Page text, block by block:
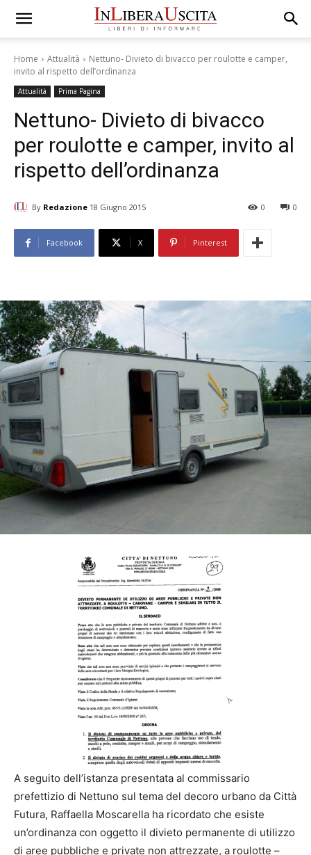
Home Attualità
Nettuno- Divieto di bivacco per roulotte e camper,
invito al rispetto dell’ordinanza
Attualità Prima Pagina
Nettuno- Divieto di bivacco
per roulotte e camper, invito al
rispetto dell’ordinanza
By Redazione 18 Giugno 2015 0
0
Facebook X Pinterest
A seguito dell’istanza presentata al commissario
prefettizio di Nettuno sul tema del decoro urbano da Città
Futura, Raffaella Moscarella ha ricordato che esiste
un’ordinanza con oggetto il divieto permanente di utilizzo
di aree pubbliche e private non attrezzate, a roulotte –